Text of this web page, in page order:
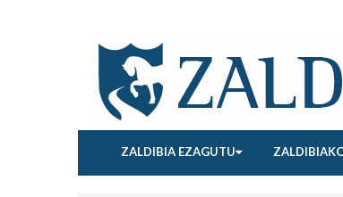
ZALDIBIA EZAGUTU